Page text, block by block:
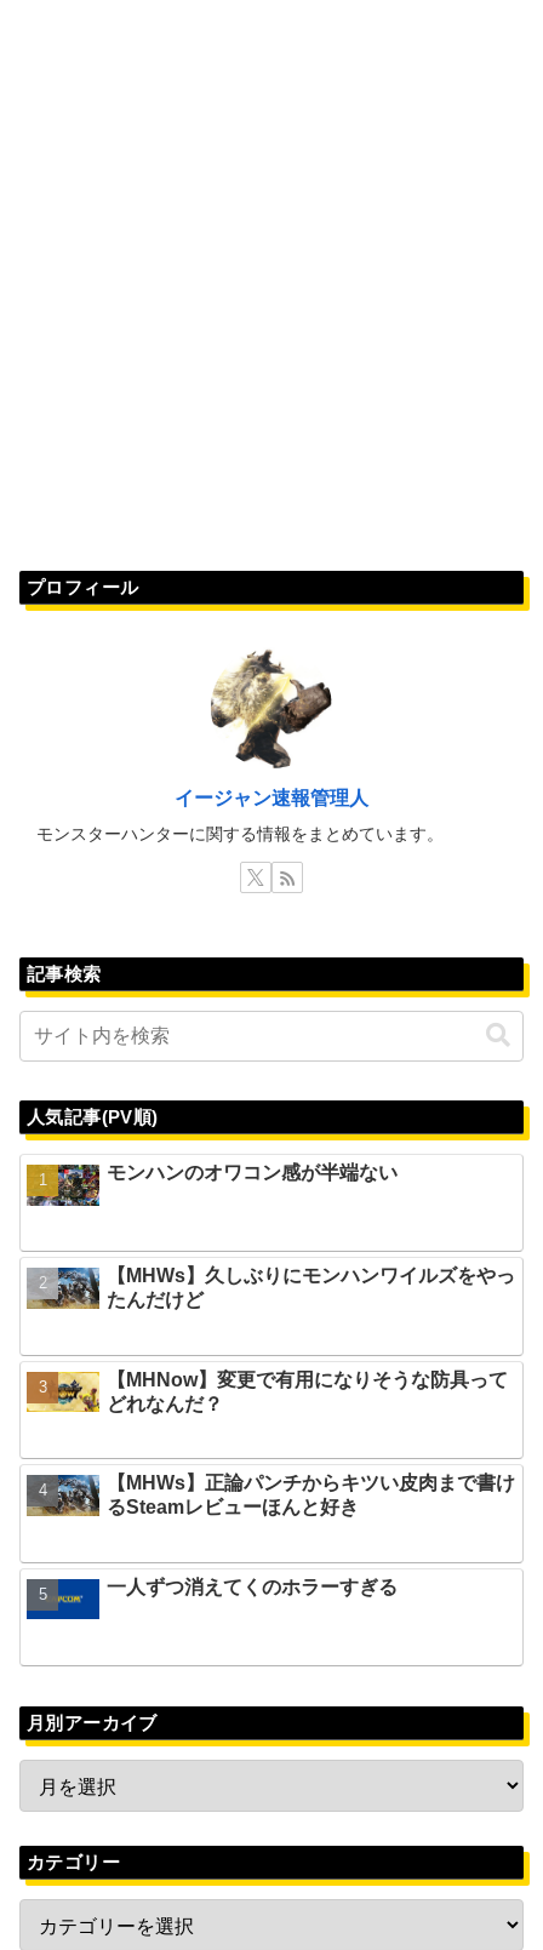
プロフィール
イージャン速報管理人
モンスターハンターに関する情報をまとめています。
記事検索
人気記事(PV順)
モンハンのオワコン感が半端ない
【MHWs】久しぶりにモンハンワイルズをやっ
たんだけど
【MHNow】変更で有用になりそうな防具って
どれなんだ？
【MHWs】正論パンチからキツい皮肉まで書け
るSteamレビューほんと好き
一人ずつ消えてくのホラーすぎる
月別アーカイブ
カテゴリー